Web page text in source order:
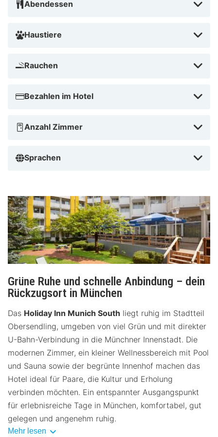
Abendessen
Haustiere
Rauchen
Bezahlen im Hotel
Anzahl Zimmer
Sprachen
Grüne Ruhe und schnelle Anbindung – dein
Rückzugsort in München
Das Holiday Inn Munich South liegt ruhig im Stadtteil
Obersendling, umgeben von viel Grün und mit direkter
U-Bahn-Verbindung in die Münchner Innenstadt. Die
modernen Zimmer, ein kleiner Wellnessbereich mit Pool
und Sauna sowie der begrünte Innenhof machen das
Hotel ideal für Paare, die Kultur und Erholung
verbinden möchten. Ein entspannter Ausgangspunkt
für erlebnisreiche Tage in München, komfortabel, gut
gelegen und angenehm ruhig.
Mehr lesen